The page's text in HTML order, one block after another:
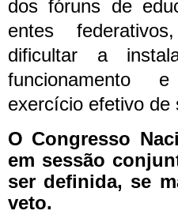
dos fóruns de
entes
dificultar a
funcionamento
exercício efetivo de
O Congresso
em sessão
ser definida, se
veto.